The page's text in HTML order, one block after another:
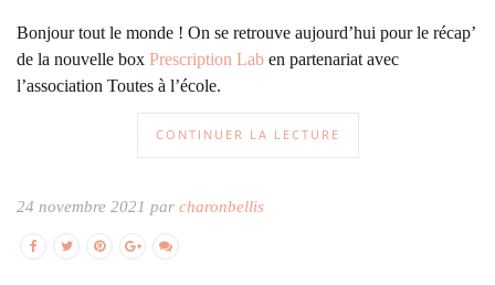
Bonjour tout le monde ! On se retrouve aujourd’hui pour le récap’
de la nouvelle box Prescription Lab en partenariat avec
l’association Toutes à l’école.
CONTINUER LA LECTURE
24 novembre 2021 par charonbellis